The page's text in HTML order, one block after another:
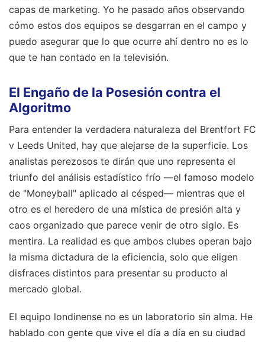
capas de marketing. Yo he pasado años observando
cómo estos dos equipos se desgarran en el campo y
puedo asegurar que lo que ocurre ahí dentro no es lo
que te han contado en la televisión.
El Engaño de la Posesión contra el
Algoritmo
Para entender la verdadera naturaleza del Brentfort FC
v Leeds United, hay que alejarse de la superficie. Los
analistas perezosos te dirán que uno representa el
triunfo del análisis estadístico frío —el famoso modelo
de "Moneyball" aplicado al césped— mientras que el
otro es el heredero de una mística de presión alta y
caos organizado que parece venir de otro siglo. Es
mentira. La realidad es que ambos clubes operan bajo
la misma dictadura de la eficiencia, solo que eligen
disfraces distintos para presentar su producto al
mercado global.
El equipo londinense no es un laboratorio sin alma. He
hablado con gente que vive el día a día en su ciudad